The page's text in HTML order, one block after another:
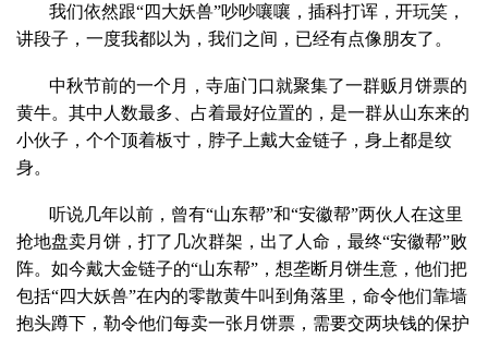
我们依然跟“四大妖兽”吵吵嚷嚷，插科打诨，开玩笑，
讲段子，一度我都以为，我们之间，已经有点像朋友了。
中秋节前的一个月，寺庙门口就聚集了一群贩月饼票的
黄牛。其中人数最多、占着最好位置的，是一群从山东来的
小伙子，个个顶着板寸，脖子上戴大金链子，身上都是纹
身。
听说几年以前，曾有“山东帮”和“安徽帮”两伙人在这里
抢地盘卖月饼，打了几次群架，出了人命，最终“安徽帮”败
阵。如今戴大金链子的“山东帮”，想垄断月饼生意，他们把
包括“四大妖兽”在内的零散黄牛叫到角落里，命令他们靠墙
抱头蹲下，勒令他们每卖一张月饼票，需要交两块钱的保护